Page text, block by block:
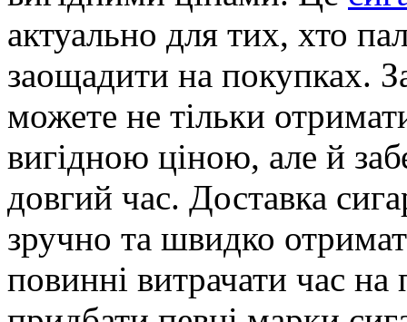
актуально для тих, хто
заощадити на покупках.
можете не тільки
вигідною ціною, але й
довгий час. Доставка
зручно та швидко
повинні витрачати час